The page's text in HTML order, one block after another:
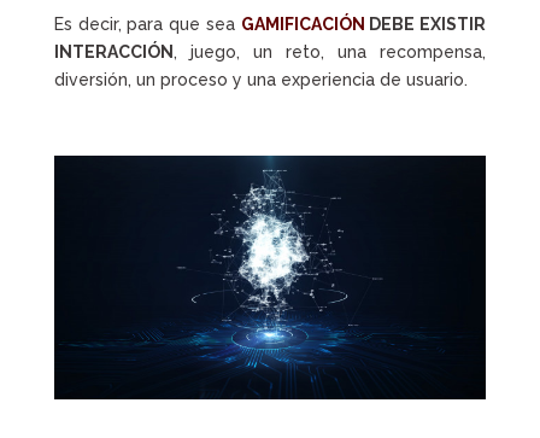
Es decir, para que sea GAMIFICACIÓN DEBE EXISTIR
INTERACCIÓN, juego, un reto, una recompensa,
diversión, un proceso y una experiencia de usuario.